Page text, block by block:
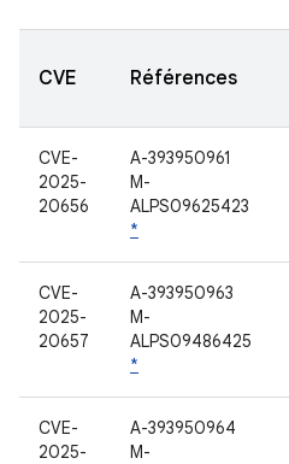
CVE Références
CVE-
2025-
20656
A-393950961
M-
ALPS09625423
*
CVE-
2025-
20657
A-393950963
M-
ALPS09486425
*
CVE-
2025-
A-393950964
M-